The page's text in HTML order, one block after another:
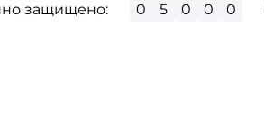
защищено: 0
0
0
5
0